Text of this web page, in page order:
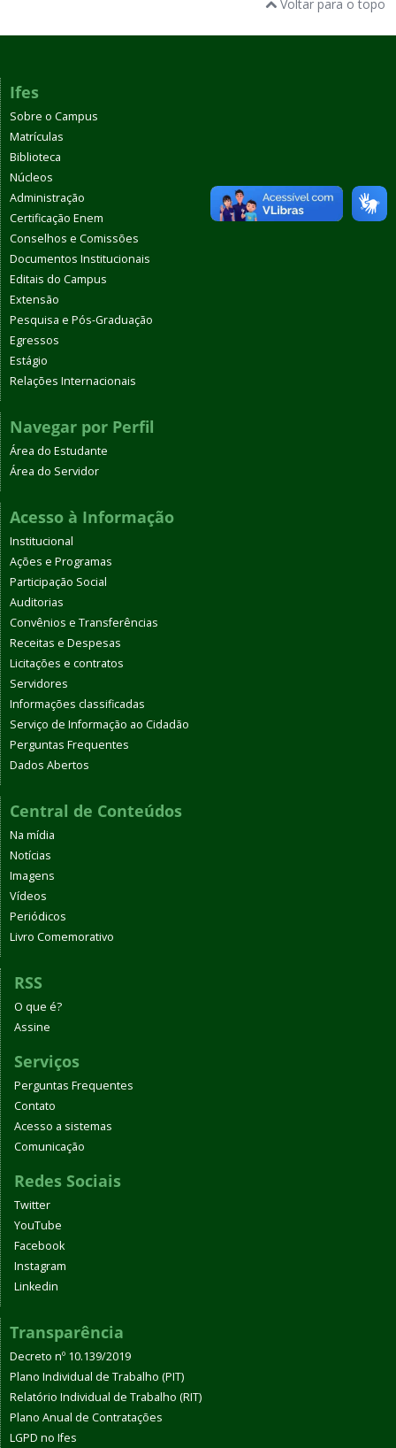
Voltar para o topo
Ifes
Sobre o Campus
Matrículas
Biblioteca
Núcleos
Administração
Certificação Enem
Conselhos e Comissões
Documentos Institucionais
Editais do Campus
Extensão
Pesquisa e Pós-Graduação
Egressos
Estágio
Relações Internacionais
Navegar por Perfil
Área do Estudante
Área do Servidor
Acesso à Informação
Institucional
Ações e Programas
Participação Social
Auditorias
Convênios e Transferências
Receitas e Despesas
Licitações e contratos
Servidores
Informações classificadas
Serviço de Informação ao Cidadão
Perguntas Frequentes
Dados Abertos
Central de Conteúdos
Na mídia
Notícias
Imagens
Vídeos
Periódicos
Livro Comemorativo
RSS
O que é?
Assine
Serviços
Perguntas Frequentes
Contato
Acesso a sistemas
Comunicação
Redes Sociais
Twitter
YouTube
Facebook
Instagram
Linkedin
Transparência
Decreto nº 10.139/2019
Plano Individual de Trabalho (PIT)
Relatório Individual de Trabalho (RIT)
Plano Anual de Contratações
LGPD no Ifes